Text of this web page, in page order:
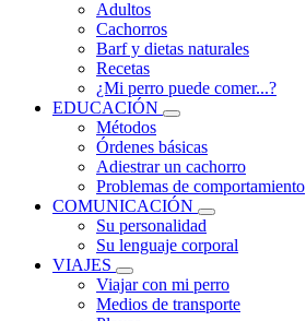
Adultos
Cachorros
Barf y dietas naturales
Recetas
¿Mi perro puede comer...?
EDUCACIÓN
Métodos
Órdenes básicas
Adiestrar un cachorro
Problemas de comportamiento
COMUNICACIÓN
Su personalidad
Su lenguaje corporal
VIAJES
Viajar con mi perro
Medios de transporte